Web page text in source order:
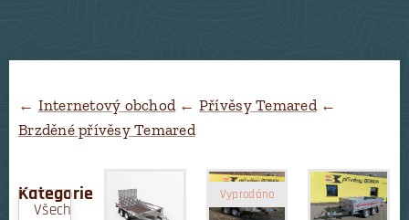
← Internetový obchod← Přívěsy Temared←
Brzděné přívěsy Temared
Kategorie
Všechny
Vyprodáno